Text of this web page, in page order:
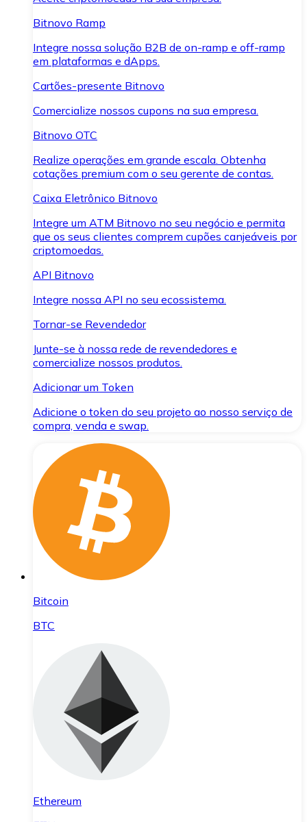
Bitnovo Ramp
Integre nossa solução B2B de on-ramp e off-ramp
em plataformas e dApps.
Cartões-presente Bitnovo
Comercialize nossos cupons na sua empresa.
Bitnovo OTC
Realize operações em grande escala. Obtenha
cotações premium com o seu gerente de contas.
Caixa Eletrônico Bitnovo
Integre um ATM Bitnovo no seu negócio e permita
que os seus clientes comprem cupões canjeáveis por
criptomoedas.
API Bitnovo
Integre nossa API no seu ecossistema.
Tornar-se Revendedor
Junte-se à nossa rede de revendedores e
comercialize nossos produtos.
Adicionar um Token
Adicione o token do seu projeto ao nosso serviço de
compra, venda e swap.
Bitcoin
BTC
Ethereum